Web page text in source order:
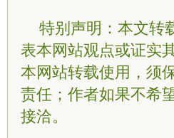
特别声明：本文转
表本网站观点或证实
本网站转载使用，须
责任；作者如果不希
接洽。